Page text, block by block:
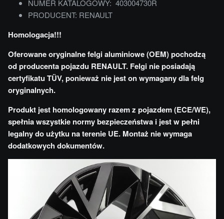
NUMER KATALOGOWY: 403004730R
PRODUCENT: RENAULT
Homologacja!!!
Oferowane oryginalne felgi aluminiowe (OEM) pochodzą
od producenta pojazdu RENAULT. Felgi nie posiadają
certyfikatu TÜV, ponieważ nie jest on wymagany dla felg
oryginalnych.
Produkt jest homologowany razem z pojazdem (ECE/WE),
spełnia wszystkie normy bezpieczeństwa i jest w pełni
legalny do użytku na terenie UE. Montaż nie wymaga
dodatkowych dokumentów.